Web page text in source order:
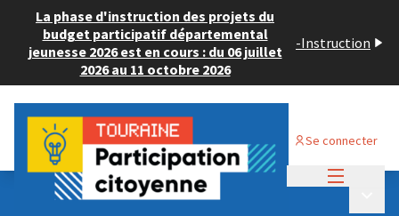
La phase d'instruction des projets du
budget participatif départemental
jeunesse 2026 est en cours : du 06 juillet
2026 au 11 octobre 2026
-Instruction
Se connecter
Budget Participatif JEUNESSE 2024
💡 Consulter les projets déposés